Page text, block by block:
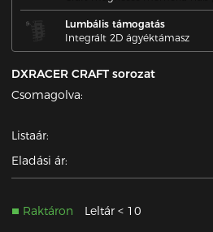
Lumbális támogatás
Integrált 2D ágyéktámasz
DXRACER CRAFT sorozat
Csomagolva:
Listaár:
Eladási ár:
Raktáron Leltár < 10